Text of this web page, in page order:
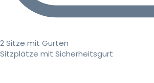
2 Sitze mit Gurten
Sitzplätze mit Sicherheitsgurt